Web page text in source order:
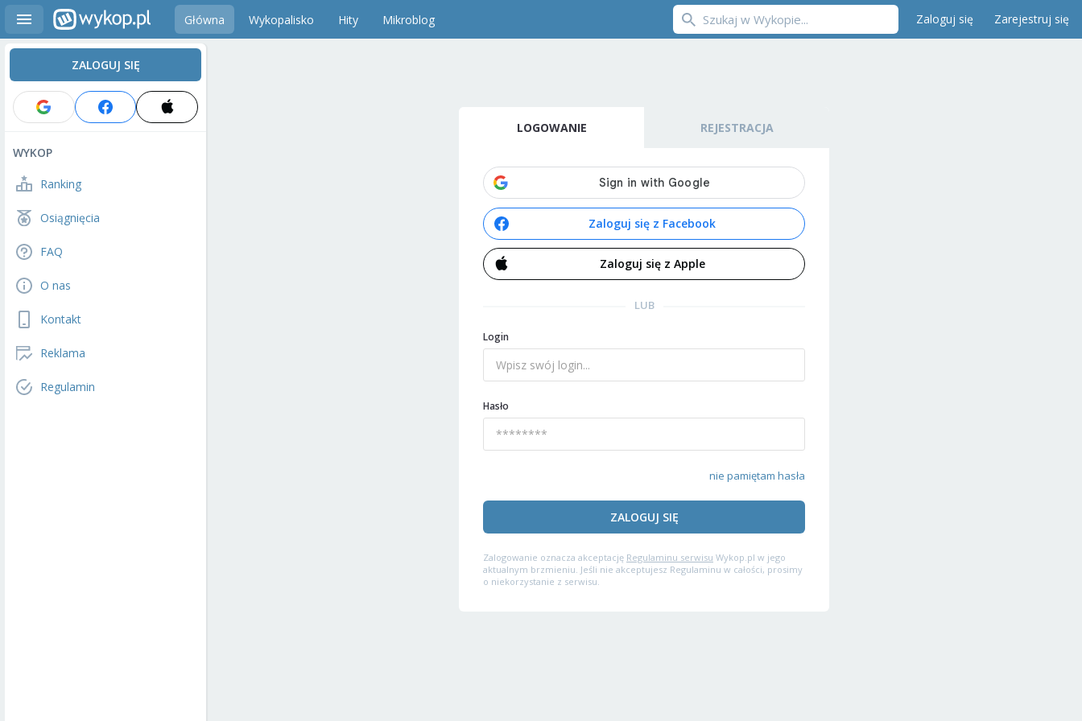
Główna Wykopalisko Hity Mikroblog Zaloguj się Zarejestruj się
ZALOGUJ SIĘ
WYKOP
Ranking
Osiągnięcia
FAQ
O nas
Kontakt
Reklama
Regulamin
LOGOWANIE REJESTRACJA
Zaloguj się z Facebook
Zaloguj się z Apple
LUB
Login
Hasło
nie pamiętam hasła
ZALOGUJ SIĘ
Zalogowanie oznacza akceptację Regulaminu serwisu Wykop.pl w jego
aktualnym brzmieniu. Jeśli nie akceptujesz Regulaminu w całości, prosimy
o niekorzystanie z serwisu.